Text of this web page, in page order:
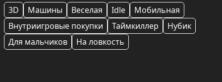
3D
Машины Веселая Idle
Мобильная
Внутриигровые покупки
Таймкиллер
Нубик
Для мальчиков
На ловкость